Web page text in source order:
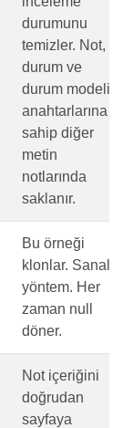
durumunu
temizler. Not,
durum ve
durum modeli
anahtarlarına
sahip diğer
metin
notlarında
saklanır.
Bu örneği
klonlar. Sanal
yöntem. Her
zaman null
döner.
Not içeriğini
doğrudan
sayfaya